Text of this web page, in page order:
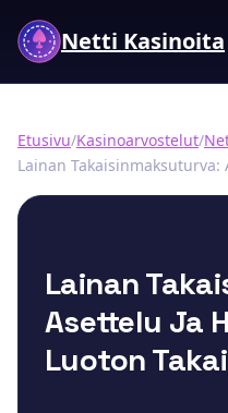
Netti Kasinoita
Etusivu/Kasinoarvostelut/
Lainan Takaisinmaksuturva:
Lainan
Asettelu Ja
Luoton